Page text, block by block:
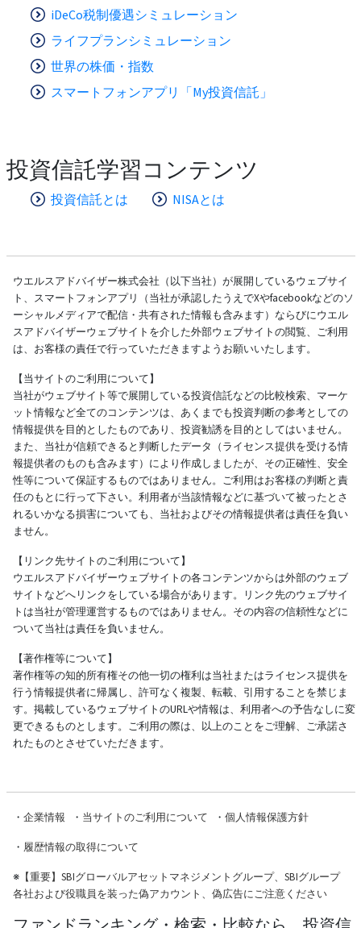
iDeCo税制優遇シミュレーション
ライフプランシミュレーション
世界の株価・指数
スマートフォンアプリ「My投資信託」
投資信託学習コンテンツ
投資信託とは NISAとは
ウエルスアドバイザー株式会社（以下当社）が展開しているウェブサイ
ト、スマートフォンアプリ（当社が承認したうえでXやfacebookなどのソ
ーシャルメディアで配信・共有された情報も含みます）ならびにウエル
スアドバイザーウェブサイトを介した外部ウェブサイトの閲覧、ご利用
は、お客様の責任で行っていただきますようお願いいたします。
【当サイトのご利用について】
当社がウェブサイト等で展開している投資信託などの比較検索、マーケ
ット情報など全てのコンテンツは、あくまでも投資判断の参考としての
情報提供を目的としたものであり、投資勧誘を目的としてはいません。
また、当社が信頼できると判断したデータ（ライセンス提供を受ける情
報提供者のものも含みます）により作成しましたが、その正確性、安全
性等について保証するものではありません。ご利用はお客様の判断と責
任のもとに行って下さい。利用者が当該情報などに基づいて被ったとさ
れるいかなる損害についても、当社およびその情報提供者は責任を負い
ません。
【リンク先サイトのご利用について】
ウエルスアドバイザーウェブサイトの各コンテンツからは外部のウェブ
サイトなどへリンクをしている場合があります。リンク先のウェブサイ
トは当社が管理運営するものではありません。その内容の信頼性などに
ついて当社は責任を負いません。
【著作権等について】
著作権等の知的所有権その他一切の権利は当社またはライセンス提供を
行う情報提供者に帰属し、許可なく複製、転載、引用することを禁じま
す。掲載しているウェブサイトのURLや情報は、利用者への予告なしに変
更できるものとします。ご利用の際は、以上のことをご理解、ご承諾さ
れたものとさせていただきます。
・ 企業情報 ・ 当サイトのご利用について ・ 個人情報保護方針
・ 履歴情報の取得について
※【重要】SBIグローバルアセットマネジメントグループ、SBIグループ
各社および役職員を装った偽アカウント、偽広告にご注意ください